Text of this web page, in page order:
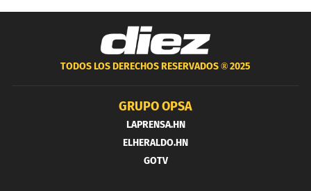
TODOS LOS DERECHOS RESERVADOS ®2025
GRUPO OPSA
LAPRENSA.HN
ELHERALDO.HN
GOTV